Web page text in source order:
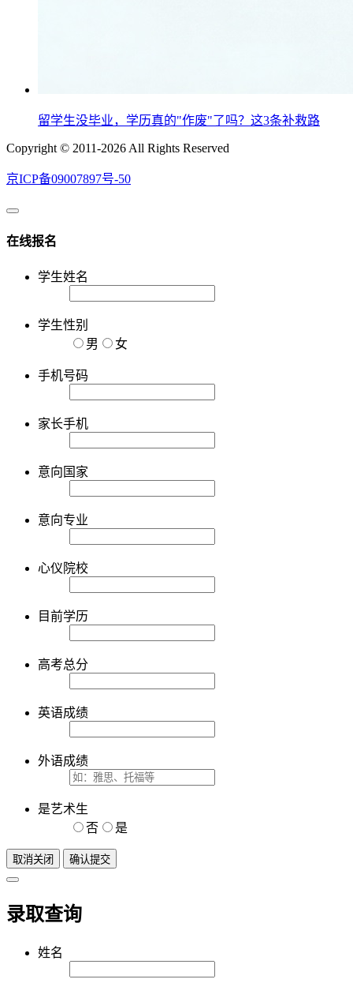
留学生没毕业，学历真的"作废"了吗？这3条补救路
Copyright © 2011-2026 All Rights Reserved
京ICP备09007897号-50
在线报名
学生姓名
学生性别
男
女
手机号码
家长手机
意向国家
意向专业
心仪院校
目前学历
高考总分
英语成绩
外语成绩
是艺术生
否
是
取消关闭 确认提交
录取查询
姓名